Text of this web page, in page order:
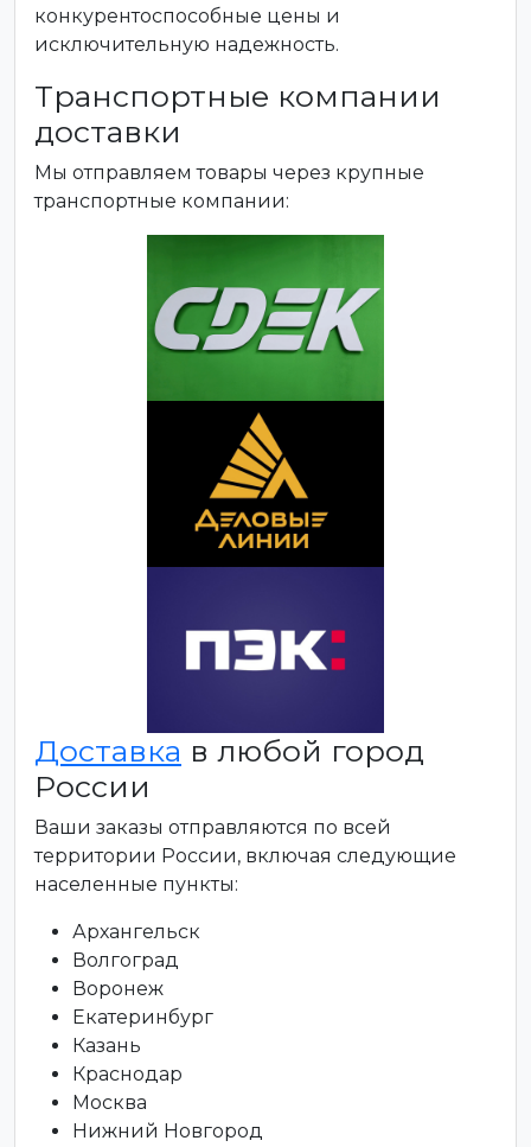
конкурентоспособные цены и
исключительную надежность.
Транспортные компании
доставки
Мы отправляем товары через крупные
транспортные компании:
Доставка в любой город
России
Ваши заказы отправляются по всей
территории России, включая следующие
населенные пункты:
Архангельск
Волгоград
Воронеж
Екатеринбург
Казань
Краснодар
Москва
Нижний Новгород